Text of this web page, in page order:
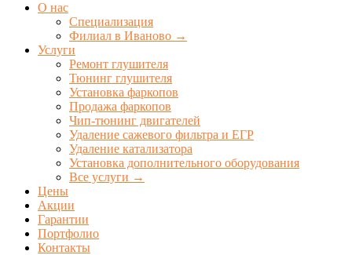
О нас
Специализация
Филиал в Иваново →
Услуги
Ремонт глушителя
Тюнинг глушителя
Установка фаркопов
Продажа фаркопов
Чип-тюнинг двигателей
Удаление сажевого фильтра и ЕГР
Удаление катализатора
Установка дополнительного оборудования
Все услуги →
Цены
Акции
Гарантии
Портфолио
Контакты